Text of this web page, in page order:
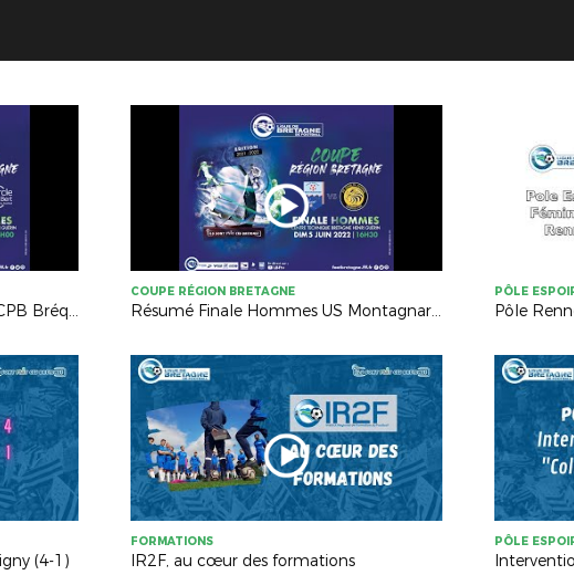
Résumé Finale FC Mordelles - CPB Bréquigny (2-2, TAB 4-5)
COUPE RÉGION BRETAGNE
Résumé Finale Hommes US Montagnarde - AS Ginglin Cesson (2-1)
PÔLE
Pôle
(4-1)
FORMATIONS
IR2F, au cœur des formations
PÔLE